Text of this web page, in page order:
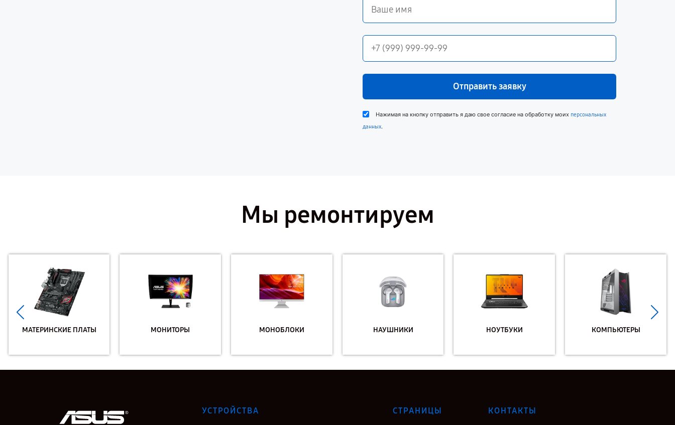
Отправить заявку
Нажимая на кнопку отправить я даю свое согласие на обработку моих персональных
данных.
Мы ремонтируем
МАТЕРИНСКИЕ ПЛАТЫ МОНИТОРЫ МОНОБЛОКИ НАУШНИКИ НОУТБУКИ КОМПЬЮТЕРЫ
УСТРОЙСТВА СТРАНИЦЫ КОНТАКТЫ